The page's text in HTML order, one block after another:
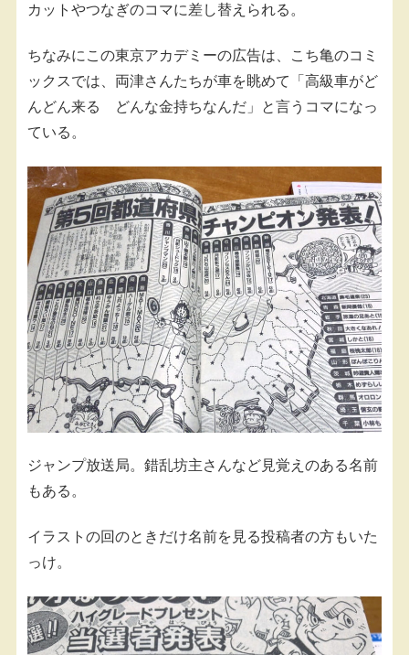
カットやつなぎのコマに差し替えられる。
ちなみにこの東京アカデミーの広告は、こち亀のコミ
ックスでは、両津さんたちが車を眺めて「高級車がど
んどん来る どんな金持ちなんだ」と言うコマになっ
ている。
ジャンプ放送局。錯乱坊主さんなど見覚えのある名前
もある。
イラストの回のときだけ名前を見る投稿者の方もいた
っけ。